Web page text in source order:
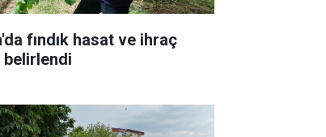
fındık hasat ve ihraç